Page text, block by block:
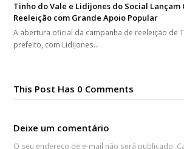
Tinho do Vale e Lidijones do Social Lançam
Reeleição com Grande Apoio Popular
A abertura oficial da campanha de reeleição de
prefeito, com Lidijones…
This Post Has 0 Comments
Deixe um comentário
O seu endereço de e-mail não será publicado.